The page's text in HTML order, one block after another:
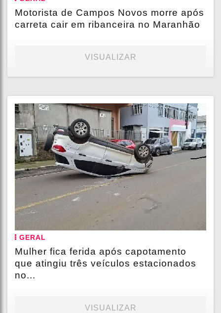
Motorista de Campos Novos morre após
carreta cair em ribanceira no Maranhão
VISUALIZAR
GERAL
Mulher fica ferida após capotamento
que atingiu três veículos estacionados
no...
VISUALIZAR